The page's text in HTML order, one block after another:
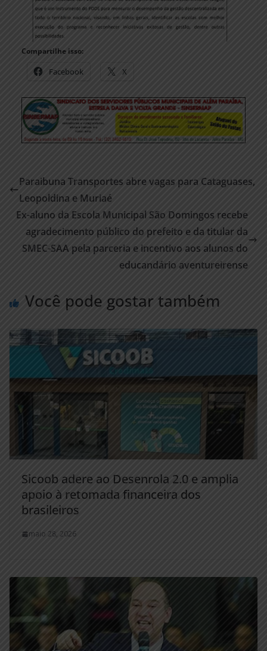
Compartilhe isso:
Facebook X
Paraibuna Transportes abre vagas para Cataguases,
Leopoldina e Muriaé
Ex-aluno da Escola Municipal São Domingos recebe
agradecimento público do prefeito e da titular da
SMEC-SAA pela parceria e incentivo aos alunos do
educandário aventureirense
Você pode gostar também
Sicoob adere ao Desenrola 2.0 e amplia
apoio à retomada financeira dos
brasileiros
maio 28, 2026